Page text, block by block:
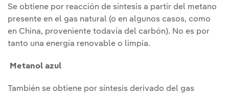
Se obtiene por reacción de síntesis a partir del metano
presente en el gas natural (o en algunos casos, como
en China, proveniente todavía del carbón). No es por
tanto una energía renovable o limpia.
Metanol azul
También se obtiene por síntesis derivado del gas